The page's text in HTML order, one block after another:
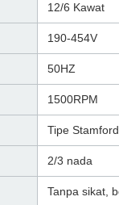
12/6 Kawat
190-454V
50HZ
1500RPM
Tipe Stamford
2/3 nada
Tanpa sikat,